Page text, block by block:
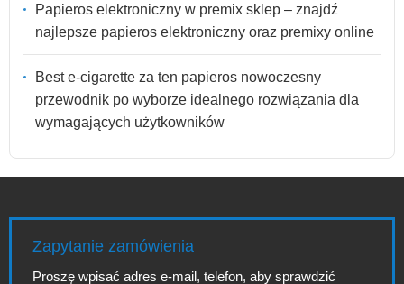
Papieros elektroniczny w premix sklep – znajdź
najlepsze papieros elektroniczny oraz premixy online
Best e-cigarette za ten papieros nowoczesny
przewodnik po wyborze idealnego rozwiązania dla
wymagających użytkowników
Zapytanie zamówienia
Proszę wpisać adres e-mail, telefon, aby sprawdzić